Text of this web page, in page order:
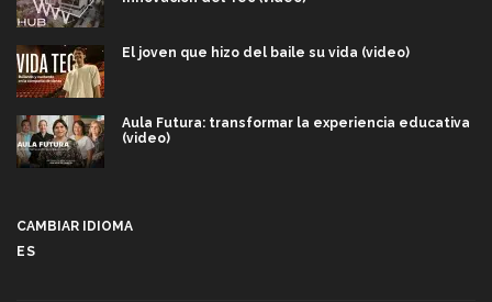
El joven que hizo del baile su vida (video)
Aula Futura: transformar la experiencia educativa
(video)
CAMBIAR IDIOMA
ES